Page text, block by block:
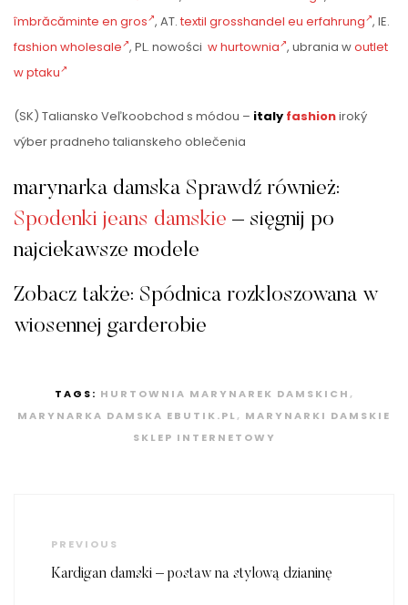
îmbrăcăminte en gros , AT. textil grosshandel eu erfahrung , IE.
fashion wholesale , PL. nowości w hurtownia , ubrania woutlet
w ptaku
(SK) Taliansko Veľkoobchod s módou – italy fashioniroký
výber pradneho talianskeho oblečenia
marynarka damska Sprawdź również:
Spodenki jeans damskie – sięgnij po
najciekawsze modele
Zobacz także: Spódnica rozkloszowana w
wiosennej garderobie
TAGS: HURTOWNIA MARYNAREK DAMSKICH ,
MARYNARKA DAMSKA EBUTIK.PL, MARYNARKI DAMSKIE
SKLEP INTERNETOWY
wpisu
Previous
Post
PREVIOUS
Kardigan damski – postaw na stylową dzianinę